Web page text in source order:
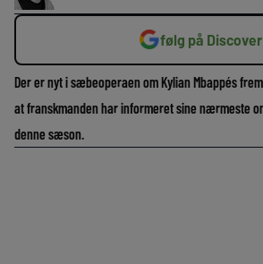
følg på Discover
Der er nyt i sæbeoperaen om Kylian Mbappés
at franskmanden har informeret sine nærmeste
denne sæson.